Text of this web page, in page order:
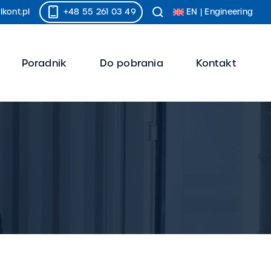
+48 55 261 03 49 EN | Engineering
Poradnik Do pobrania Kontakt